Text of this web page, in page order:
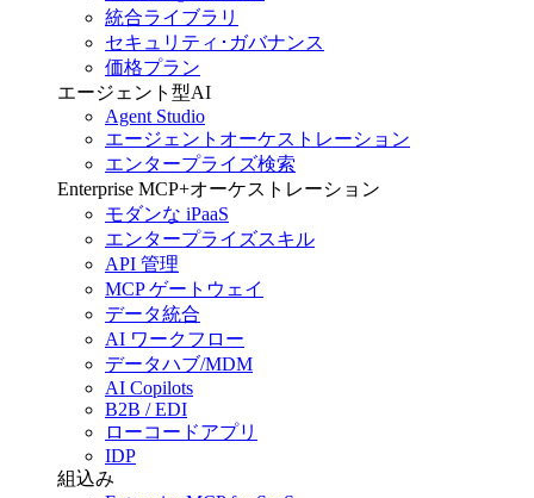
統合ライブラリ
セキュリティ･ガバナンス
価格プラン
エージェント型AI
Agent Studio
エージェントオーケストレーション
エンタープライズ検索
Enterprise MCP+オーケストレーション
モダンな iPaaS
エンタープライズスキル
API 管理
MCP ゲートウェイ
データ統合
AI ワークフロー
データハブ/MDM
AI Copilots
B2B / EDI
ローコードアプリ
IDP
組込み